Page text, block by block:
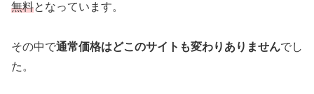
無料となっています。
その中で通常価格はどこのサイトも変わりありませんでし
た。